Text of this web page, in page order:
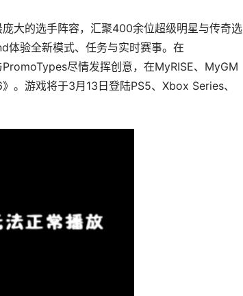
的选手阵容，汇聚400余位超级明星与传奇选
验全新模式、任务与实时赛事。在
尽情发挥创意，在MyRISE、MyGM
。游戏将于3月13日登陆PS5、Xbox Series、